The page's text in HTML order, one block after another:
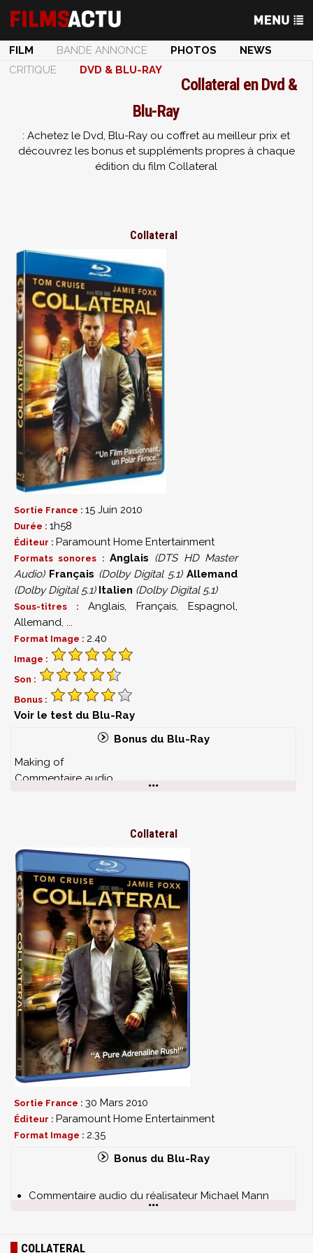
FILM BANDE ANNONCE PHOTOS
NEWS
CRITIQUE
DVD & BLU-RAY
Collateral en Dvd &
Blu-Ray
: Achetez le Dvd, Blu-Ray ou coffret au meilleur prix et
découvrez les bonus et suppléments propres à chaque
édition du film Collateral
Collateral
Sortie France : 15 Juin 2010
Durée : 1h58
Éditeur : Paramount Home Entertainment
Formats sonores : Anglais (DTS HD Master
Audio) Français (Dolby Digital 5.1) Allemand
(Dolby Digital 5.1) Italien (Dolby Digital 5.1)
Sous-titres : Anglais, Français, Espagnol,
Allemand, ...
Format Image : 2.40
Image :
Son :
Bonus :
Voir le test du Blu-Ray
Bonus du Blu-Ray
Making of
Commentaire audio
Collateral
Sortie France : 30 Mars 2010
Éditeur : Paramount Home Entertainment
Format Image : 2.35
Bonus du Blu-Ray
Commentaire audio du réalisateur Michael Mann
Scènes coupées avec commentaires
COLLATERAL